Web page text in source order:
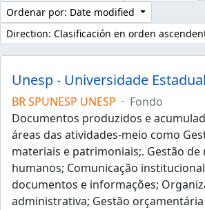
Ordenar por: Date modified
Direction: Clasificación en orden
BR SPUNESP UNESP · Fondo
Documentos produzidos e
áreas das atividades-meio como
materiais e patrimoniais;. Gestão de
humanos; Comunicação
documentos e informações;
administrativa; Gestão